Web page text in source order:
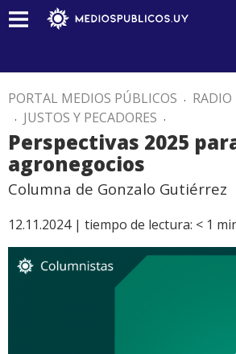
PORTAL MEDIOS PÚBLICOS . RADIO
. JUSTOS Y PECADORES .
Perspectivas 2025
agronegocios
Columna de Gonzalo Gutiérrez
12.11.2024 | tiempo de lectura: < 1